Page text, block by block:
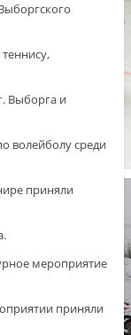
Выборга и
волейболу среди
приняли
мероприятие
приняли